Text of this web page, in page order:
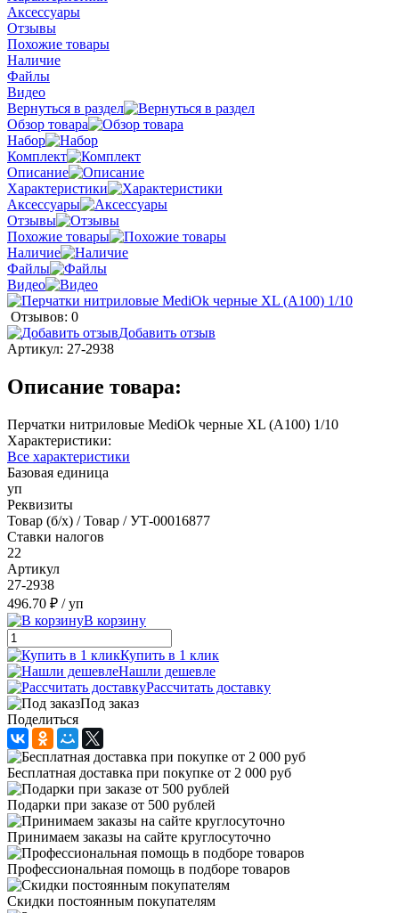
Аксессуары
Отзывы
Похожие товары
Наличие
Файлы
Видео
Вернуться в раздел
Обзор товара
Набор
Комплект
Описание
Характеристики
Аксессуары
Отзывы
Похожие товары
Наличие
Файлы
Видео
Отзывов: 0
Добавить отзыв
Артикул: 27-2938
Описание товара:
Перчатки нитриловые MediOk черные XL (А100) 1/10
Характеристики:
Все характеристики
Базовая единица
уп
Реквизиты
Товар (б/х) / Товар / УТ-00016877
Ставки налогов
22
Артикул
27-2938
496.70 ₽ / уп
В корзину
Купить в 1 клик
Нашли дешевле
Рассчитать доставку
Под заказ
Поделиться
Бесплатная доставка при покупке от 2 000 руб
Подарки при заказе от 500 рублей
Принимаем заказы на сайте круглосуточно
Профессиональная помощь в подборе товаров
Скидки постоянным покупателям